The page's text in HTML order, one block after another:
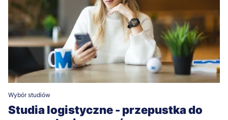
Wybór studiów
Studia logistyczne - przepustka do